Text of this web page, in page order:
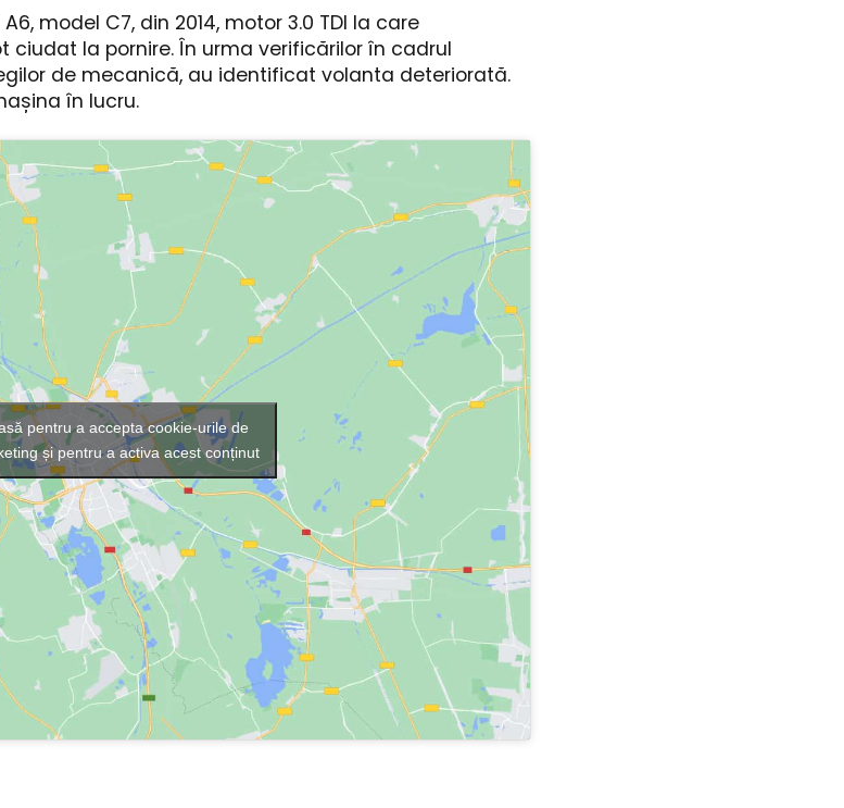
model C7, din 2014, motor 3.0 TDI la care
la pornire. În urma verificărilor în cadrul
de mecanică, au identificat volanta deteriorată.
în lucru.
pentru a accepta cookie-urile de
și pentru a activa acest conținut